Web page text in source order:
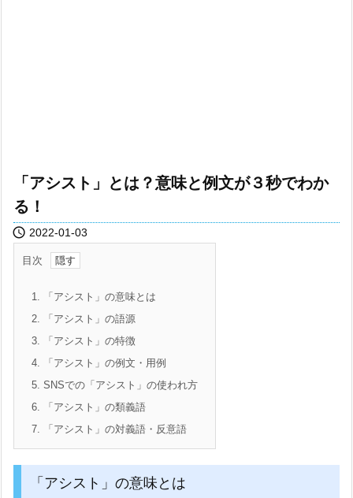
「アシスト」とは？意味と例文が３秒でわか
る！
 2022-01-03
目次
1. 「アシスト」の意味とは
2. 「アシスト」の語源
3. 「アシスト」の特徴
4. 「アシスト」の例文・用例
5. SNSでの「アシスト」の使われ方
6. 「アシスト」の類義語
7. 「アシスト」の対義語・反意語
「アシスト」の意味とは